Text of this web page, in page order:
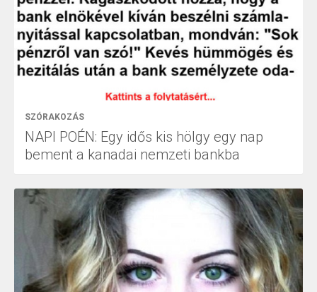
SZÓRAKOZÁS
NAPI POÉN: Egy idős kis hölgy egy nap
bement a kanadai nemzeti bankba